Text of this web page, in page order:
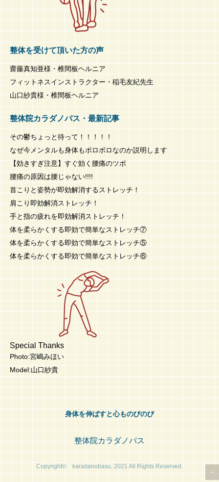
整体を受けて頂いた方の声
齋藤真知亜様・椎間板ヘルニア
フィットネスインストラクター・稲毛友紀先生
山口紗貴様・椎間板ヘルニア
整体院カラダノバス・最新記事
その鬱ちょっと待って！！！！！
なぜ今メンタルも身体もボロボロなのか説明します
【効きすぎ注意】すぐ効く腰痛のツボ
腰痛の原因は腰じゃない!!!!
首こりと姿勢が即効解消するストレッチ！
肩こり即効解消ストレッチ！
手と指の疲れを即効解消ストレッチ！
体を柔らかくする即効で簡単なストレッチ⑦
体を柔らかくする即効で簡単なストレッチ⑤
体を柔らかくする即効で簡単なストレッチ⑥
Special Thanks
Photo:宮嶋みほい
Model:山口紗貴
身体を伸ばすと心ものびのび
整体院カラダノバス
Copyright© karadanobasu, 2021 All Rights Reserved.